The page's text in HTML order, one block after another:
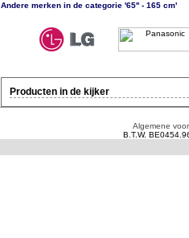
Andere merken in de categorie '65'' - 165 cm'
Producten in de kijker
Algemene
B.T.W.